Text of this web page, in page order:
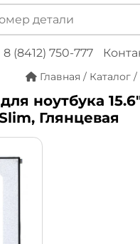
8 (8412) 750-777
Главная / Каталог /
ноутбука 15.6"
Глянцевая